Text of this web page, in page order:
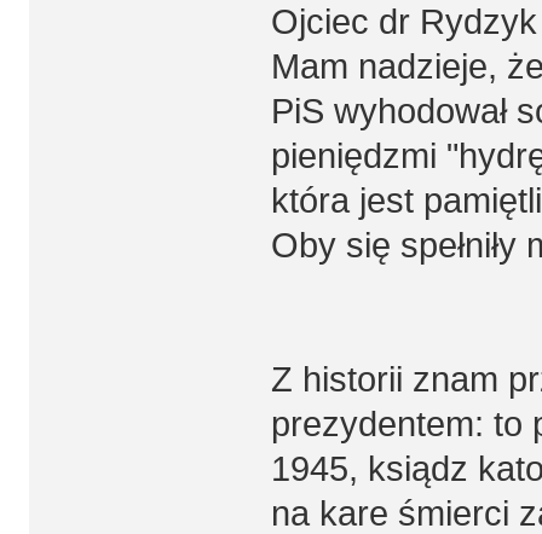
Ojciec dr
Mam nadzieje,
PiS wyhodował
pieniędzmi
która jest
Oby się
Z historii znam
prezydentem: to
1945, ksiądz
na kare śmierci